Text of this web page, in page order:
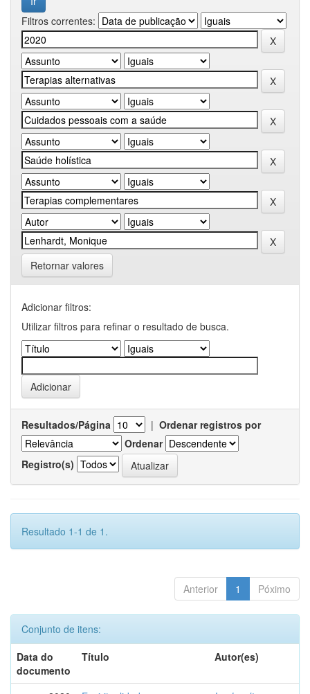
Filtros correntes:
Retornar valores
Adicionar filtros:
Utilizar filtros para refinar o resultado de busca.
Resultados/Página | Ordenar registros por
Ordenar
Registro(s)
Resultado 1-1 de 1.
Anterior 1 Póximo
Conjunto de itens:
Data do
documento
Título Autor(es)